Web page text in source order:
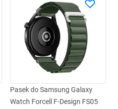
Pasek do Samsung Galaxy
Watch Forcell F-Design FS05